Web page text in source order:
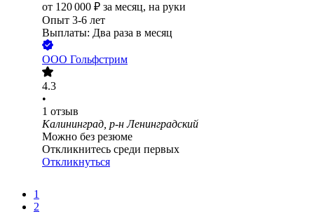
от 120 000 ₽ за месяц, на руки
Опыт 3-6 лет
Выплаты: Два раза в месяц
ООО Гольфстрим
4.3
•
1 отзыв
Калининград, р-н Ленинградский
Можно без резюме
Откликнитесь среди первых
Откликнуться
1
2